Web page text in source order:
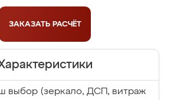
ЗАКАЗАТЬ РАСЧЁТ
выбор (зеркало, ДСП, витраж